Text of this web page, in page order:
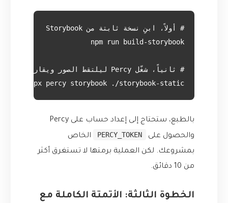
npx percy storybook ./storybook-static
بالطبع، ستحتاج إلى إعداد حساب على Percy
والحصول على
PERCY_TOKEN
الخاص
بمشروعك. لكن العملية برمتها لا تستغرق أكثر
من 10 دقائق.
الخطوة الثالثة: الأتمتة الكاملة مع